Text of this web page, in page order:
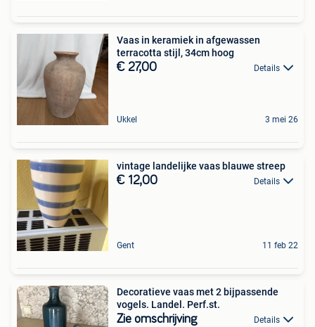
Vaas in keramiek in afgewassen
terracotta stijl, 34cm hoog
€ 27,00 Details
Ukkel 3 mei 26
vintage landelijke vaas blauwe streep
€ 12,00 Details
Gent 11 feb 22
Decoratieve vaas met 2 bijpassende
vogels. Landel. Perf.st.
Zie omschrijving Details